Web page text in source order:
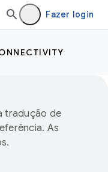
Fazer login
tradução de
As